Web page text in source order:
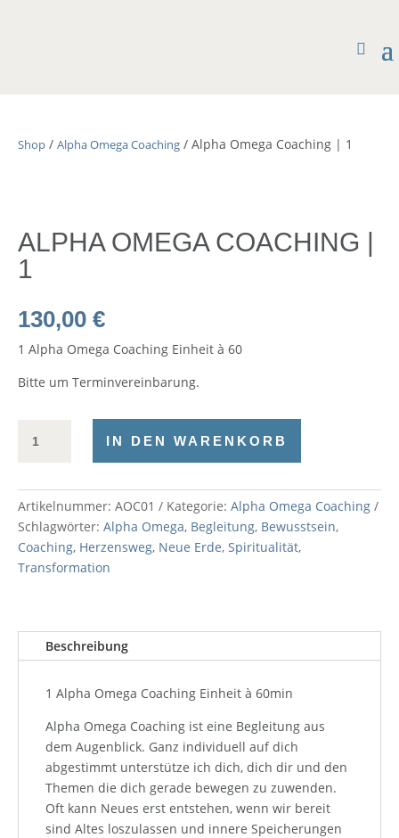
Shop / Alpha Omega Coaching / Alpha Omega Coaching | 1
ALPHA OMEGA COACHING |
1
130,00 €
1 Alpha Omega Coaching Einheit à 60
Bitte um Terminvereinbarung.
Omega
|
1
Menge
IN DEN WARENKORB
Artikelnummer: AOC01 Kategorie: Alpha Omega Coaching
Schlagwörter: Alpha Omega, Begleitung, Bewusstsein,
Coaching, Herzensweg, Neue Erde, Spiritualität,
Transformation
Beschreibung
1 Alpha Omega Coaching Einheit à 60min
Alpha Omega Coaching ist eine Begleitung aus
dem Augenblick. Ganz individuell auf dich
abgestimmt unterstütze ich dich, dich dir und den
Themen die dich gerade bewegen zu zuwenden.
Oft kann Neues erst entstehen, wenn wir bereit
sind Altes loszulassen und innere Speicherungen